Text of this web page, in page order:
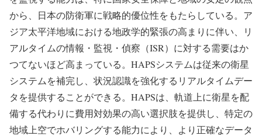
から、日本の防衛軍に戦略的優位性をもたらしている。ア
ジア太平洋地域における地政学的緊張の高まりに伴い、リ
アルタイムの情報・監視・偵察（ISR）に対する需要はか
つてないほど高まっている。HAPSシステムは従来の衛星
システムを補完し、状況認識を強化するリアルタイムデー
タを提供することができる。HAPSは、軌道上に衛星を配
備する代わりに費用対効果の高い選択肢を提供し、特定の
地域上空でホバリングする能力により、より正確なデータ